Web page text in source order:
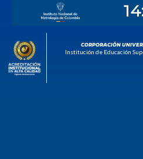
CORPORACIÓN
Institución de Educación